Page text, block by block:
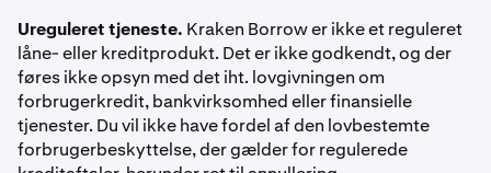
Ureguleret tjeneste. Kraken Borrow er ikke et reguleret
låne- eller kreditprodukt. Det er ikke godkendt, og der
føres ikke opsyn med det iht. lovgivningen om
forbrugerkredit, bankvirksomhed eller finansielle
tjenester. Du vil ikke have fordel af den lovbestemte
forbrugerbeskyttelse, der gælder for regulerede